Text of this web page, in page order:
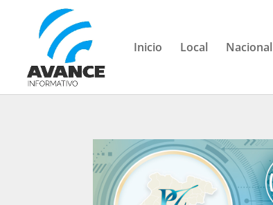
Inicio Local Nacional